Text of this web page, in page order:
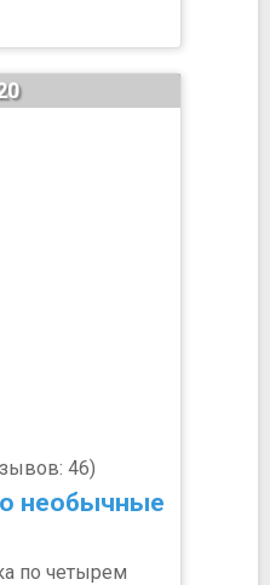
46)
необычные
по четырем